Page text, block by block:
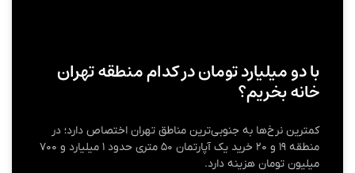
با دو میلیارد تومان در کدام منطقه تهران
خانه بخریم؟
کمترین نرخ‌ها به جنوبی‌ترین مناطق تهران اختصاص دارد؛ در
منطقه ۱۹ و ۲۰ خرید یک آپارتمان ۵۰ متری حدود ۱ میلیارد و ۷۰۰
میلیون تومان هزینه دارد.